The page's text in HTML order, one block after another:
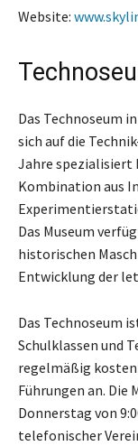
Website:
Das Technoseum
sich auf die
Jahre spezialisiert
Kombination aus
Das Museum
historischen
Entwicklung der
Das Technoseum
Schulklassen und
regelmäßig
Führungen an. Die
Donnerstag von
telefonischer